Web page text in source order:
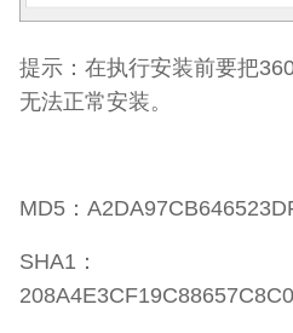
提示：在执行安装前要把
无法正常安装。
MD5：
SHA1：